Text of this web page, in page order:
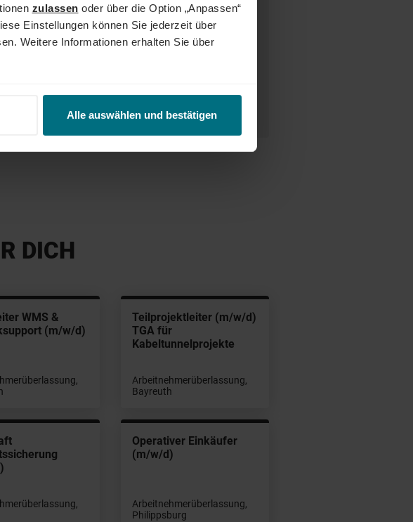
zulassen oder über die Option „Anpassen“
Einstellungen können Sie jederzeit über
Weitere Informationen erhalten Sie über
Alle auswählen und bestätigen
und
Jeffrey Bretthauer
DICH
WMS &
(m/w/d)
Teilprojektleiter (m/w/d)
TGA für
Kabeltunnelprojekte
Arbeitnehmerüberlassung,
Bayreuth
Operativer Einkäufer
(m/w/d)
Arbeitnehmerüberlassung,
Philippsburg